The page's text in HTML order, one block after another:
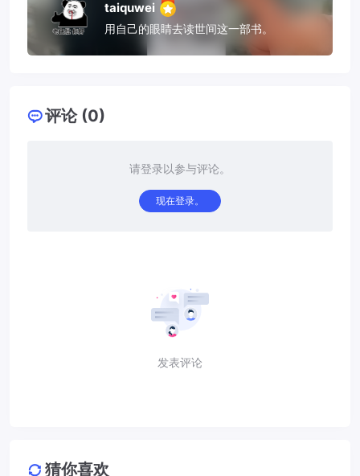
taiquwei
用自己的眼睛去读世间这一部书。
评论 (0)
请登录以参与评论。
现在登录。
发表评论
猜你喜欢